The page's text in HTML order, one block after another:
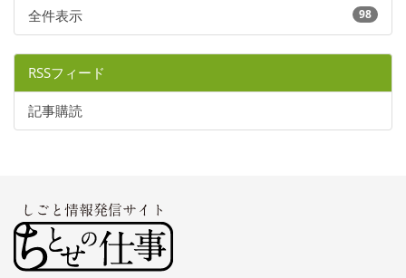
全件表示 98
RSSフィード
記事購読